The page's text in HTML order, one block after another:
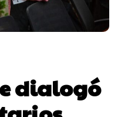
dialogó